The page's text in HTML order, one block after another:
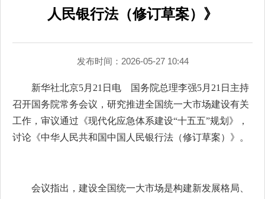
人民银行法（修订草案）》
发布时间：2026-05-27 10:44
新华社北京5月21日电 国务院总理李强5月21日主持
召开国务院常务会议，研究推进全国统一大市场建设有关
工作，审议通过《现代化应急体系建设“十五五”规划》，
讨论《中华人民共和国中国人民银行法（修订草案）》。
会议指出，建设全国统一大市场是构建新发展格局、